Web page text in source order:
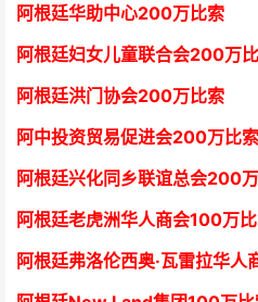
阿根廷华助中心200万比索
阿根廷妇女儿童联合会200万
阿根廷洪门协会200万比索
阿中投资贸易促进会200万比索
阿根廷兴化同乡联谊总会200
阿根廷老虎洲华人商会100万
阿根廷弗洛伦西奥·瓦雷拉华人